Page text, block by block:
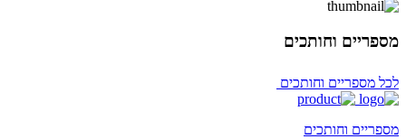
מספריים וחותכים
לכל מספריים וחותכים
מספריים וחותכים